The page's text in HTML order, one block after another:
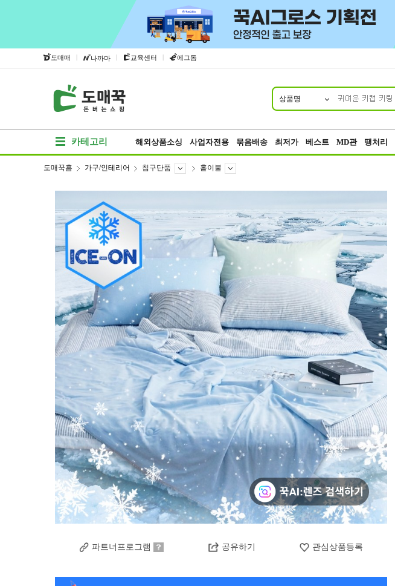
도매매 | 나까마 | 교육센터 | 에그돔
상품명
카테고리 해외상품소싱 사업자전용 묶음배송 최저가 베스트 MD관 땡처리
도매꾹홈 가구/인테리어 침구단품 홑이불
파트너프로그램 공유하기 관심상품등록